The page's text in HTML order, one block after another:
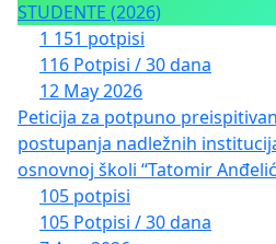
STUDENTE (2026)
1 151 potpisi
116 Potpisi / 30 dana
12 May 2026
Peticija za potpuno
postupanja nadležnih
osnovnoj školi “Tatomir
105 potpisi
105 Potpisi / 30 dana